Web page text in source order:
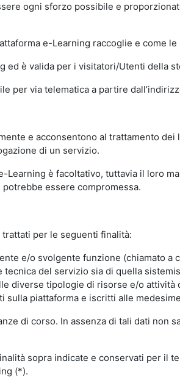
ogni sforzo possibile e
e-Learning raccoglie e come le
ed è valida per i visitatori/Utenti della
per via telematica a partire
e acconsentono al trattamento
di un servizio.
è facoltativo, tuttavia il loro
essere compromessa.
per le seguenti finalità:
e/o svolgente funzione (chiamato a
del servizio sia di quella
diverse tipologie di risorse e/o attività
piattaforma e iscritti alle
di corso. In assenza di tali dati non
sopra indicate e conservati per il
(*).